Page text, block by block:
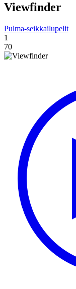
Viewfinder
Pulma-seikkailupelit
1
70